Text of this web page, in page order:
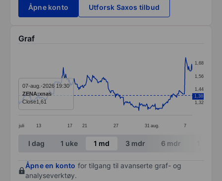
Åpne konto
Utforsk Saxos tilbud
Graf
Line chart with 291 data points.
The chart has 1 X axis displaying categories.
The chart has 1 Y axis displaying values. Data ranges
juli 13 17 21 27 31 aug. 7
1,32
1,44
1,56
1,68
1,38
07-aug.-2026 19:30
ZENA:xnas
Close1,61
End of interactive chart.
I dag 1 uke 1 md 3 mdr 6 mdr
Åpne en konto for tilgang til avanserte graf- og
analyseverktøy.